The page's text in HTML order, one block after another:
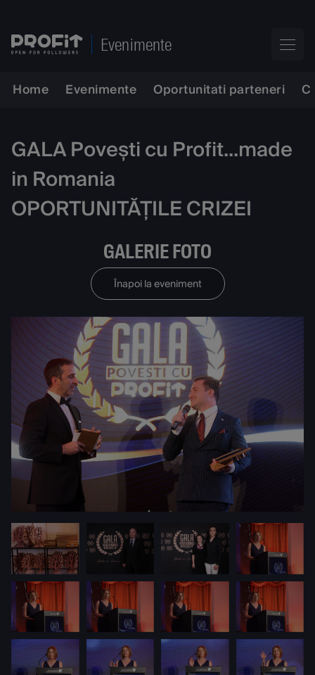
Evenimente
Home Evenimente Oportunitati parteneri
GALA Povești cu Profit...made
in Romania
OPORTUNITĂȚILE CRIZEI
GALERIE FOTO
Înapoi la eveniment